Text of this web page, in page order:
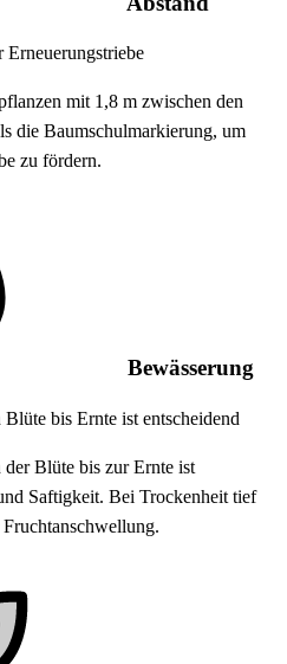
mit 1,8 m zwischen den
die Baumschulmarkierung, um
zu fördern.
Bewässerung
bis Ernte ist entscheidend
Blüte bis zur Ernte ist
Saftigkeit. Bei Trockenheit tief